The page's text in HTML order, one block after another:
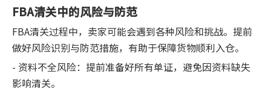
FBA清关中的风险与防范
FBA清关过程中，卖家可能会遇到各种风险和挑战。提前
做好风险识别与防范措施，有助于保障货物顺利入仓。
- 资料不全风险：提前准备好所有单证，避免因资料缺失
影响清关。